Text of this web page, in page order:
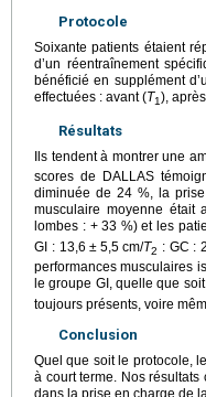
Protocole
Soixante patients étaient
d’un réentraînement
bénéficié en supplément
effectuées : avant (T1),
Résultats
Ils tendent à montrer une
scores de DALLAS
diminuée de 24 %, la
musculaire moyenne était
lombes : + 33 %) et les
GI : 13,6 ± 5,5 cm/T2 : GC :
performances musculaires
le groupe GI, quelle que
toujours présents, voire
Conclusion
Quel que soit le protocole,
à court terme. Nos résultats
dans la prise en charge de